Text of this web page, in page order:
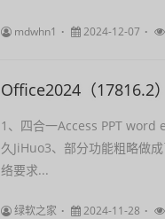
mdwhn1 2024-12-07
Office2024（17816.2
1、四合一Access PPT word
久JiHuo3、部分功能粗略做
络要求...
绿软之家 2024-11-28